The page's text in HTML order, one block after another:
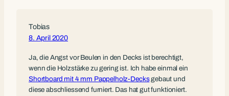
Tobias
8. April 2020
Ja, die Angst vor Beulen in den Decks ist berechtigt,
wenn die Holzstärke zu gering ist. Ich habe einmal ein
Shortboard mit 4 mm Pappelholz-Decksgebaut und
diese abschliessend furniert. Das hat gut funktioniert.